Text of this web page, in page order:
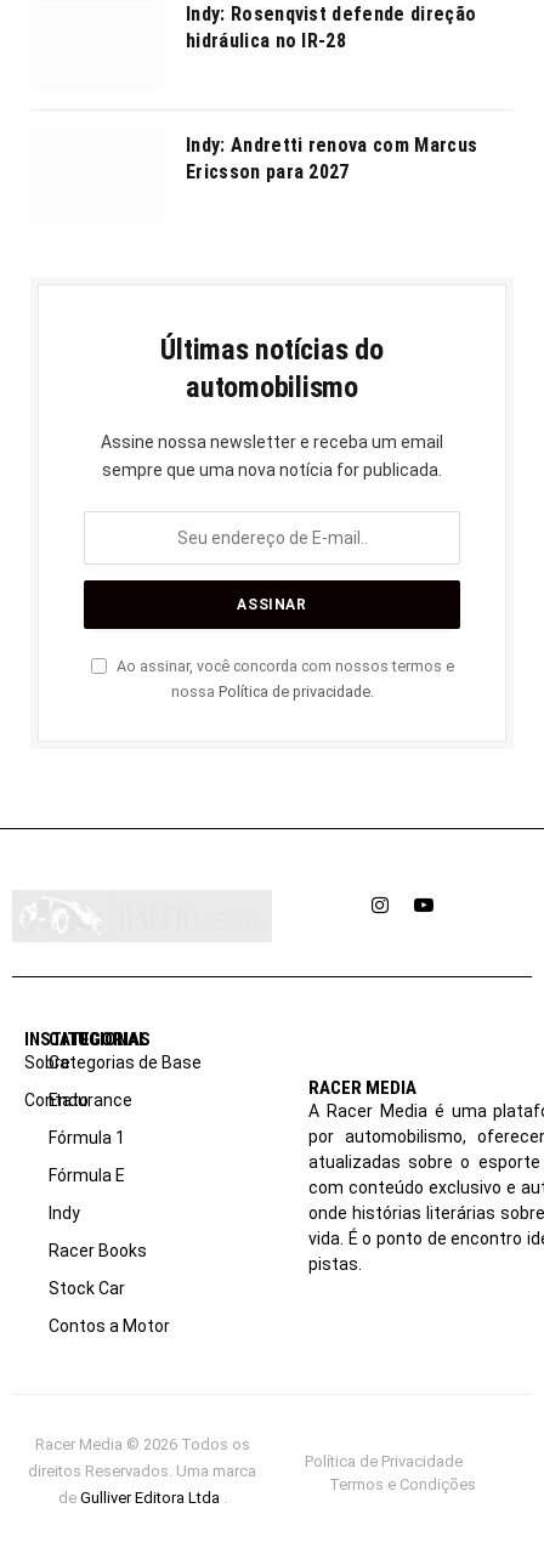
Indy: Rosenqvist defende direção
hidráulica no IR-28
Indy: Andretti renova com Marcus
Ericsson para 2027
Últimas notícias do
automobilismo
Assine nossa newsletter e receba um email
sempre que uma nova notícia for publicada.
Ao assinar, você concorda com nossos termos e
nossa Política de privacidade.
InstagramYouTube
INSTITUCIONAL
Sobre
Contato
CATEGORIAS
Categorias de Base
Endurance
Fórmula 1
Fórmula E
Indy
Racer Books
Stock Car
Contos a Motor
RACER MEDIA
A Racer Media é uma
por automobilismo,
atualizadas sobre o
com conteúdo exclusivo e
onde histórias literárias
vida. É o ponto de encontro
pistas.
Racer Media © 2026 Todos os
direitos Reservados. Uma marca
de Gulliver Editora Ltda
Política de Privacidade
Termos e Condições